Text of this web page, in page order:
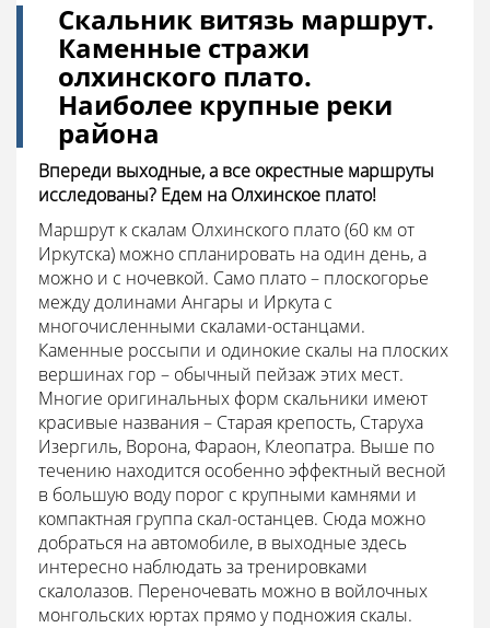
Скальник витязь маршрут.
Каменные стражи
олхинского плато.
Наиболее крупные реки
района
Впереди выходные, а все окрестные маршруты
исследованы? Едем на Олхинское плато!
Маршрут к скалам Олхинского плато (60 км от
Иркутска) можно спланировать на один день, а
можно и с ночевкой. Само плато – плоскогорье
между долинами Ангары и Иркута с
многочисленными скалами-останцами.
Каменные россыпи и одинокие скалы на плоских
вершинах гор – обычный пейзаж этих мест.
Многие оригинальных форм скальники имеют
красивые названия – Старая крепость, Старуха
Изергиль, Ворона, Фараон, Клеопатра. Выше по
течению находится особенно эффектный весной
в большую воду порог с крупными камнями и
компактная группа скал-останцев. Сюда можно
добраться на автомобиле, в выходные здесь
интересно наблюдать за тренировками
скалолазов. Переночевать можно в войлочных
монгольских юртах прямо у подножия скалы.